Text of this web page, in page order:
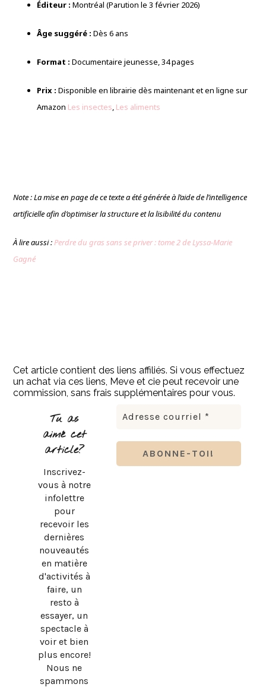
Éditeur : Montréal (Parution le 3 février 2026)
Âge suggéré : Dès 6 ans
Format : Documentaire jeunesse, 34 pages
Prix : Disponible en librairie dès maintenant et en ligne sur
Amazon Les insectes, Les aliments
Note : La mise en page de ce texte a été générée à l’aide de l’intelligence
artificielle afin d’optimiser la structure et la lisibilité du contenu
À lire aussi :Perdre du gras sans se priver : tome 2 de Lyssa-Marie
Gagné
Cet article contient des liens affiliés. Si vous effectuez
un achat via ces liens, Meve et cie peut recevoir une
commission, sans frais supplémentaires pour vous.
Tu as
aimé cet
article?
Inscrivez-
vous à notre
infolettre
pour
recevoir les
dernières
nouveautés
en matière
d'activités à
faire, un
resto à
essayer, un
spectacle à
voir et bien
plus encore!
Nous ne
spammons